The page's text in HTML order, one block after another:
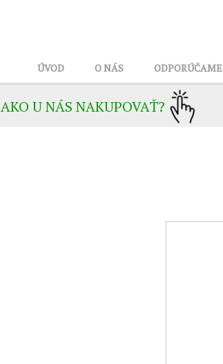
ÚVOD O NÁS ODPORÚČAME
AKO U NÁS NAKUPOVAŤ?